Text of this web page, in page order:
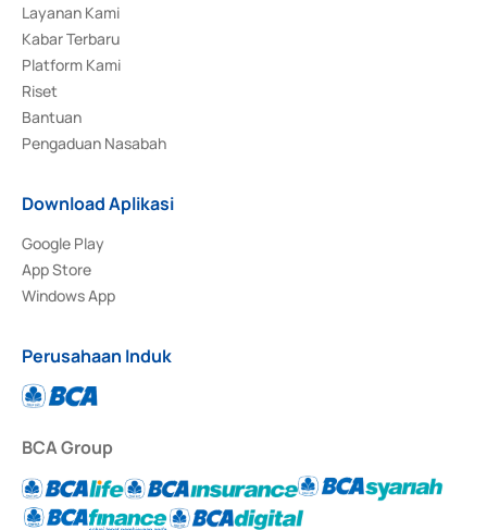
Layanan Kami
Kabar Terbaru
Platform Kami
Riset
Bantuan
Pengaduan Nasabah
Download Aplikasi
Google Play
App Store
Windows App
Perusahaan Induk
BCA Group